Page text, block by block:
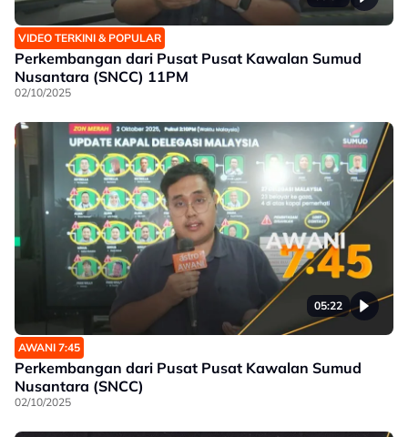
VIDEO TERKINI & POPULAR
Perkembangan dari Pusat Pusat Kawalan Sumud
Nusantara (SNCC) 11PM
02/10/2025
05:22
AWANI 7:45
Perkembangan dari Pusat Pusat Kawalan Sumud
Nusantara (SNCC)
02/10/2025